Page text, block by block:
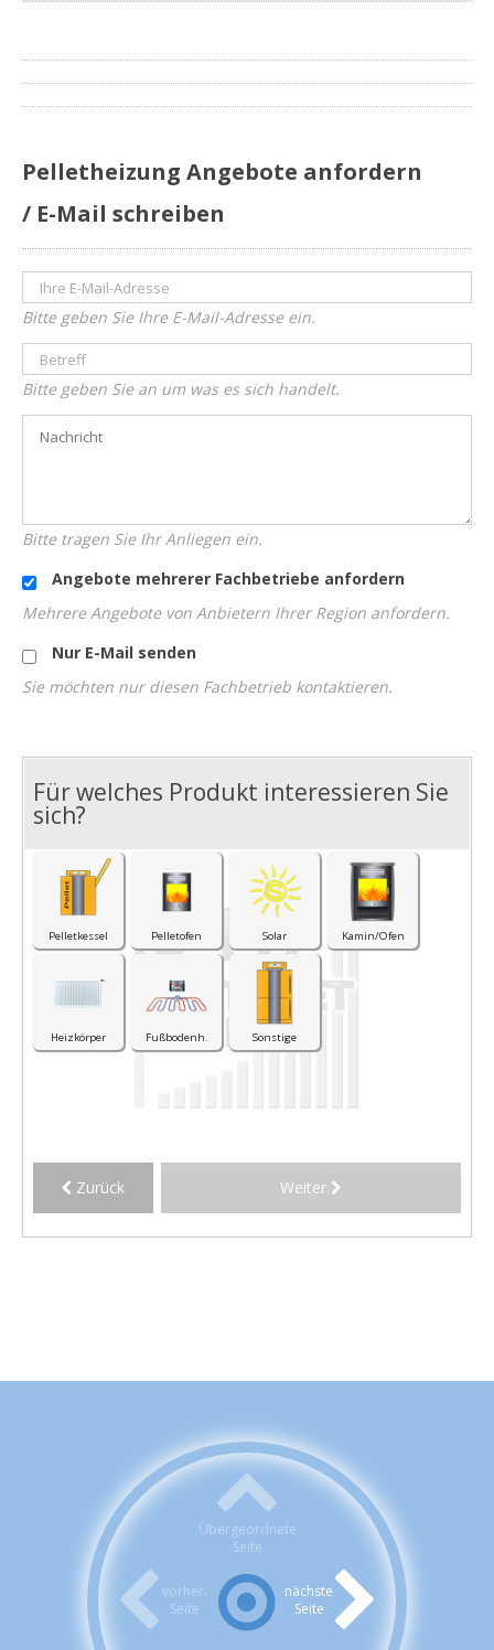
Pelletheizung Angebote anfordern
/ E-Mail schreiben
Bitte geben Sie Ihre E-Mail-Adresse ein.
Bitte geben Sie an um was es sich handelt.
Bitte tragen Sie Ihr Anliegen ein.
Angebote mehrerer Fachbetriebe anfordern
Mehrere Angebote von Anbietern Ihrer Region anfordern.
Nur E-Mail senden
Sie möchten nur diesen Fachbetrieb kontaktieren.
Für welches Produkt interessieren Sie
sich?
Pelletkessel Pelletofen Solar Kamin/Ofen
Heizkörper Fußbodenh. Sonstige
Zurück Weiter
Übergeordnete
Seite
vorher.
Seite
nächste
Seite